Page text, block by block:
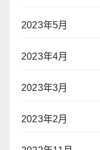
2023年5月
2023年4月
2023年3月
2023年2月